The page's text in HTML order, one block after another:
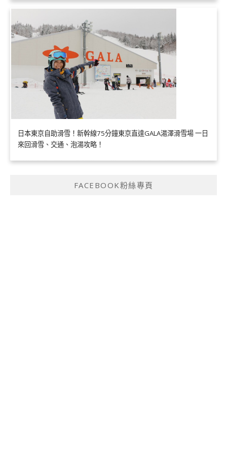
日本東京自助滑雪！新幹線75分鐘東京直達GALA湯澤滑雪場 一日
來回滑雪、交通、泡湯攻略！
FACEBOOK粉絲專頁